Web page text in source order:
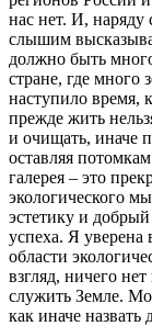
нас нет. И,
слышим
должно быть
стране, где много
наступило время,
прежде жить
и очищать, иначе
оставляя
галерея – это
экологического
эстетику и
успеха. Я
области
взгляд, ничего
служить Земле.
как иначе